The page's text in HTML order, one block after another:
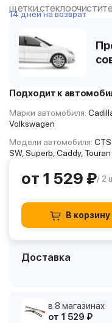
щетки
14 дней на возврат
Подходит к
Марки автомобиля:
Volkswagen
Модели автомобиля:
SW, Superb, Caddy, Touran
от 1 529 ₽/ 2
В корзину
Доставка
в 8 магазинах
от 1 529 ₽